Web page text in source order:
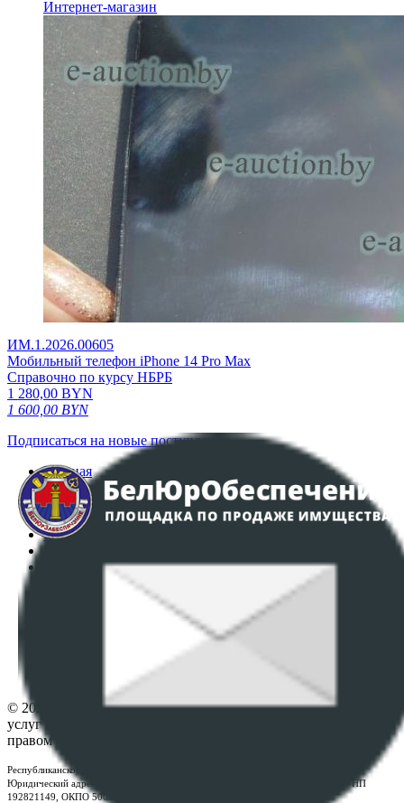
Интернет-магазин
ИМ.1.2026.00605
Мобильный телефон iPhone 14 Pro Max
Справочно по курсу НБРБ
1 280,00 BYN
1 600,00 BYN
Подписаться на новые поступления
Главная
Аукционы
Интернет-магазин
Регламент организации и проведения торгов
Политика в отношении обработки персональных
ПОЛОЖЕНИЕ О ПОЛИТИКЕ ОБРАБОТКИ COOKIE-
Настройки cookie-файлов
© 2026 Республиканское унитарное предприятие по оказанию
услуг "БелЮрОбеспечение" - Все права защищены авторским
правом
Республиканское унитарное предприятие по оказанию услуг "БелЮрОбеспечение"
Юридический адрес: г. Минск, пр-т. Дзержинского, 1Б, e-mail:
, УНП
192821149, ОКПО 500111895000